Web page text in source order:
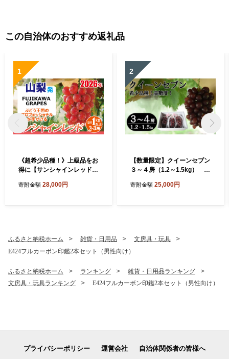
この自治体のおすすめ返礼品
1
《超希少品種！》上級品をお
得に【サンシャインレッド】
年8月-9月発送】- FUJIKAW
寄附金額 28,000円
2
【数量限定】クイーンセブン
３～４房（1.2～1.5kg） ぶ
物 フルーツ 山梨 やまなし 富
寄附金額 25,000円
ふるさと納税ホーム 雑貨・日用品
文房具・玩具
E424フルカーボン印鑑2本セット（男性向け）
ふるさと納税ホーム ランキング
雑貨・日用品ランキング
文房具・玩具ランキング
E424フルカーボン印鑑2本セット（男性向け）
プライバシーポリシー 運営会社 自治体関係者の皆様へ